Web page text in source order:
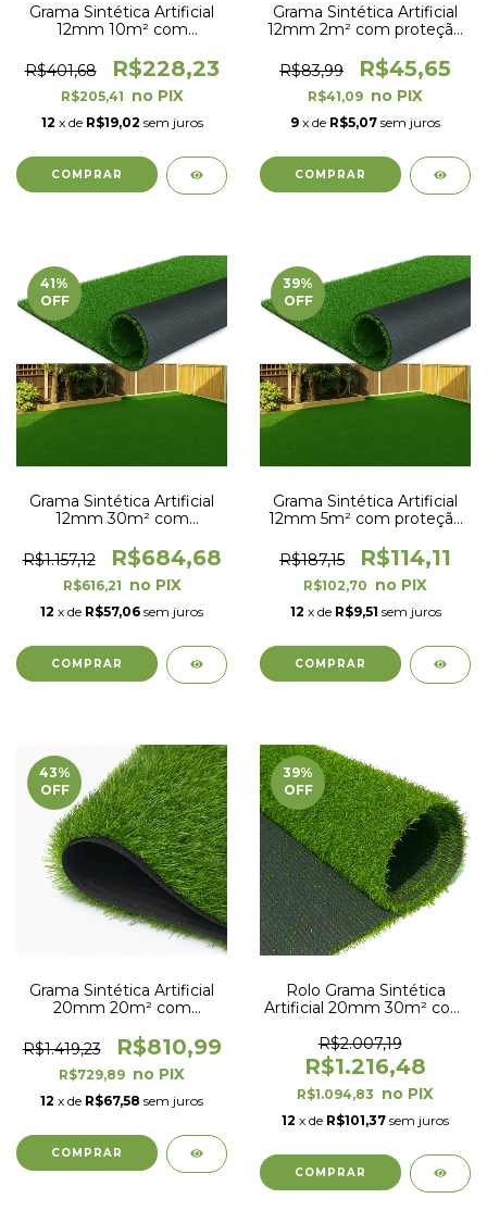
Grama Sintética Artificial
12mm 10m² com
2,00 x 5,00m
R$401,68 R$228,23
R$205,41
12 x de R$19,02 sem juros
Grama Sintética Artificial
12mm 2m² com proteção
1,00m
R$83,99 R$45,65
R$41,09
9 x de R$5,07 sem juros
41%
OFF
Grama Sintética Artificial
12mm 30m² com
2,00 x 15,00m
R$1.157,12 R$684,68
R$616,21
12 x de R$57,06 sem juros
39%
OFF
Grama Sintética Artificial
12mm 5m² com proteção
2,50m
R$187,15 R$114,11
R$102,70
12 x de R$9,51 sem juros
43%
OFF
Grama Sintética Artificial
20mm 20m² com
2,00 x 10,00m
R$1.419,23 R$810,99
R$729,89
12 x de R$67,58 sem juros
39%
OFF
Rolo Grama Sintética
Artificial 20mm 30m² com
2,00 x 15,00m
R$2.007,19
R$1.216,48
R$1.094,83
12 x de R$101,37 sem juros